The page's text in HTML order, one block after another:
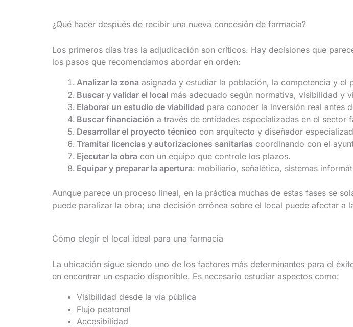
¿Qué hacer después de recibir una nueva concesión de farmacia?
Los primeros días tras la adjudicación son críticos. Hay decisiones que
los pasos que recomendamos abordar en orden:
Analizar la zona asignada y estudiar la población, la competencia y el
Buscar y validar el local más adecuado según normativa, visibilidad y
Elaborar un estudio de viabilidad para conocer la inversión real antes
Buscar financiación a través de entidades especializadas en el sector
Desarrollar el proyecto técnico con arquitecto y diseñador
Tramitar licencias y autorizaciones sanitarias coordinando con el
Ejecutar la obra con un equipo que controle los plazos.
Equipar y preparar la apertura: mobiliario, señalética, sistemas
Aunque parece un proceso lineal, en la práctica muchas de estas fases se
puede paralizar la obra; una decisión errónea sobre el local puede afectar a
Cómo elegir el local ideal para una farmacia
La ubicación sigue siendo uno de los factores más determinantes para el
en encontrar un espacio disponible. Es necesario estudiar aspectos como:
Visibilidad desde la vía pública
Flujo peatonal
Accesibilidad